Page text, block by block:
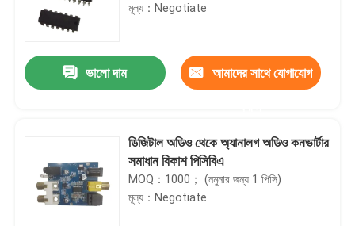
মূল্য：Negotiate
ভালো দাম আমাদের সাথে যোগাযোগ
ডিজিটাল অডিও থেকে অ্যানালগ অডিও কনভার্টার
সমাধান বিকাশ পিসিবিএ
MOQ：1000； (নমুনার জন্য 1 পিসি)
মূল্য：Negotiate